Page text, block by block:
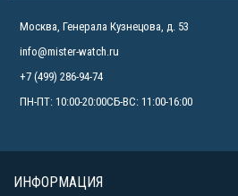
Москва, Генерала Кузнецова, д. 53
info@mister-watch.ru
+7 (499) 286-94-74
ПН-ПТ: 10:00-20:00СБ-ВС: 11:00-16:00
ИНФОРМАЦИЯ